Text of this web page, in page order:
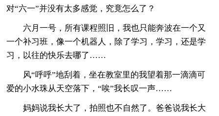
对“六一”并没有太多感觉，究竟怎么了？
六月一号，所有课程照旧，我也只能奔波在一个又
一个补习班，像一个机器人，除了学习，学习，还是学
习，以往的快乐去哪了……
风“呼呼”地刮着，坐在教室里的我望着那一滴滴可
爱的小水珠从天空落下，“唉”我长叹一声……
妈妈说我长大了，拍照也不自然了。爸爸说我长大